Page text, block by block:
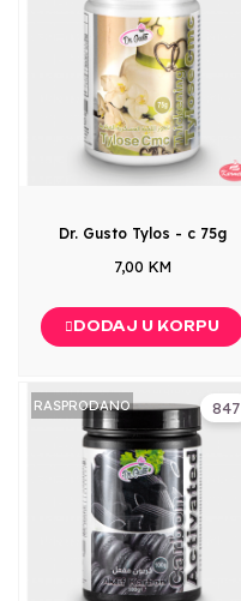
Dr. Gusto Tylos - c 75g
7,00 KM
DODAJ U KORPU
847
RASPRODANO